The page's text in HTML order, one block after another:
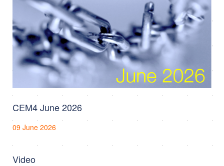
CEM4 June 2026
09 June 2026
Video